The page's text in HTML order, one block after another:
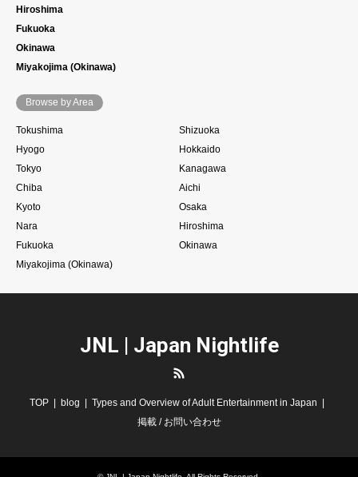
Hiroshima
Fukuoka
Okinawa
Miyakojima (Okinawa)
Browse by Area
Tokushima
Shizuoka
Hyogo
Hokkaido
Tokyo
Kanagawa
Chiba
Aichi
Kyoto
Osaka
Nara
Hiroshima
Fukuoka
Okinawa
Miyakojima (Okinawa)
JNL | Japan Nightlife
TOP blog
Types and Overview of Adult Entertainment in Japan
掲載 / お問い合わせ